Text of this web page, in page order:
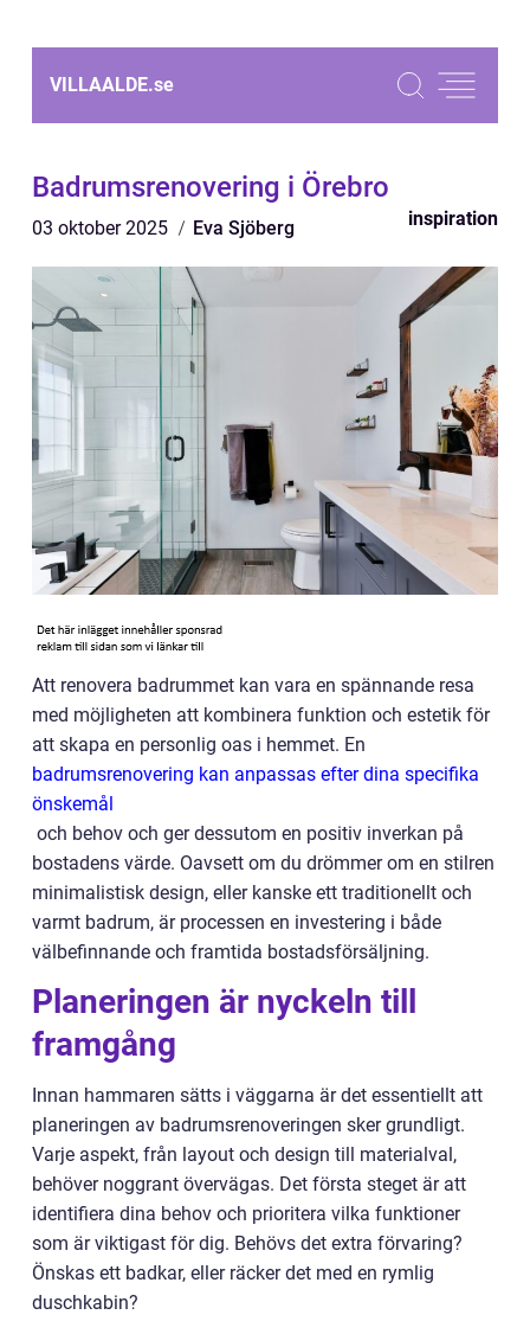
VILLAALDE.se
Badrumsrenovering i Örebro
03 oktober 2025 Eva Sjöberg inspiration
Att renovera badrummet kan vara en spännande resa
med möjligheten att kombinera funktion och estetik för
att skapa en personlig oas i hemmet. En
badrumsrenovering kan anpassas efter dina specifika
önskemål
och behov och ger dessutom en positiv inverkan på
bostadens värde. Oavsett om du drömmer om en stilren
minimalistisk design, eller kanske ett traditionellt och
varmt badrum, är processen en investering i både
välbefinnande och framtida bostadsförsäljning.
Planeringen är nyckeln till
framgång
Innan hammaren sätts i väggarna är det essentiellt att
planeringen av badrumsrenoveringen sker grundligt.
Varje aspekt, från layout och design till materialval,
behöver noggrant övervägas. Det första steget är att
identifiera dina behov och prioritera vilka funktioner
som är viktigast för dig. Behövs det extra förvaring?
Önskas ett badkar, eller räcker det med en rymlig
duschkabin?